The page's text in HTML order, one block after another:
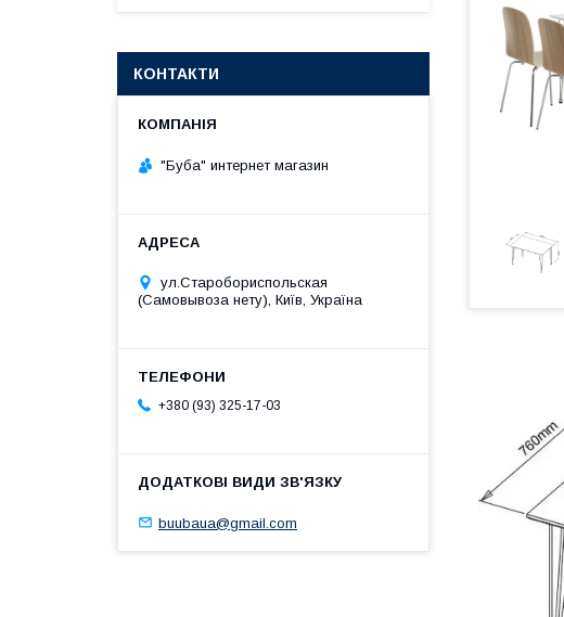
КОНТАКТИ
"Буба" интернет магазин
ул.Старобориспольская
(Самовывоза нету), Київ, Україна
+380 (93) 325-17-03
buubaua@gmail.com